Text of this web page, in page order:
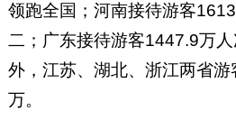
领跑全国；河南接待游客
二；广东接待游客1447.9万
外，江苏、湖北、浙江两省
万。